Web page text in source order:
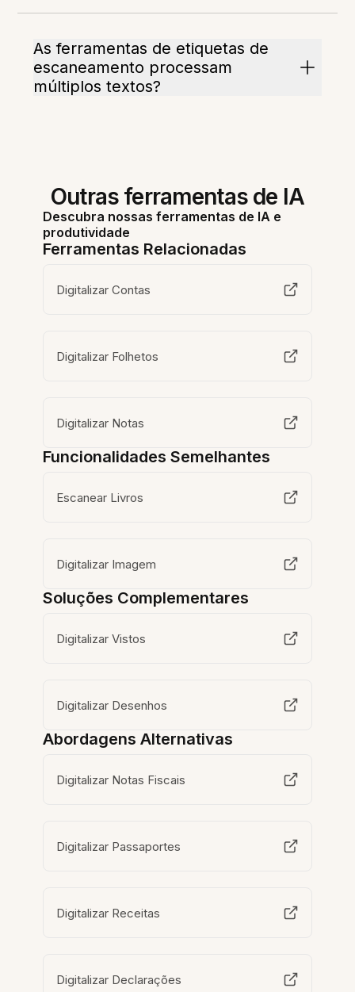
As ferramentas de etiquetas de
escaneamento processam
múltiplos textos?
Outras ferramentas de IA
Descubra nossas ferramentas de IA e
produtividade
Ferramentas Relacionadas
Digitalizar Contas
Digitalizar Folhetos
Digitalizar Notas
Funcionalidades Semelhantes
Escanear Livros
Digitalizar Imagem
Soluções Complementares
Digitalizar Vistos
Digitalizar Desenhos
Abordagens Alternativas
Digitalizar Notas Fiscais
Digitalizar Passaportes
Digitalizar Receitas
Digitalizar Declarações